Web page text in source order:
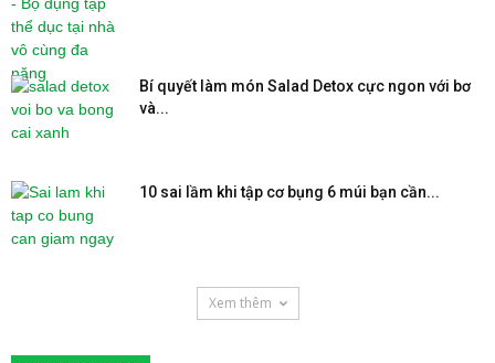
Bí quyết làm món Salad Detox cực ngon với bơ
và...
10 sai lầm khi tập cơ bụng 6 múi bạn cần...
Xem thêm